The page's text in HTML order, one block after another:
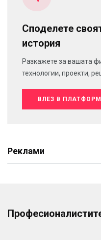
Споделете
история
Разкажете за вашата
технологии, проекти,
ВЛЕЗ В
Реклами